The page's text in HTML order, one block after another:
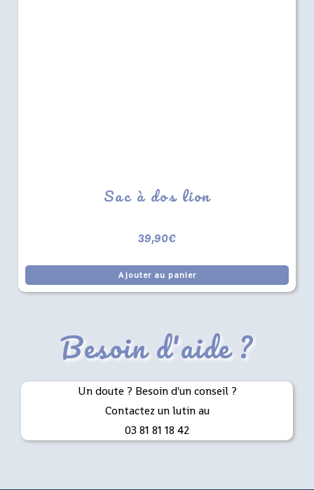
Sac à dos lion
39,90€
Ajouter au panier
Besoin d'aide ?
Un doute ? Besoin d'un conseil ?
Contactez un lutin au
03 81 81 18 42